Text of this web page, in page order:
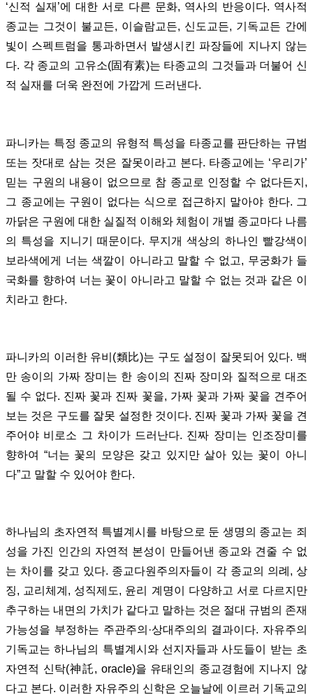
‘신적 실재’에 대한 서로 다른 문화, 역사의 반응이다. 역사적
종교는 그것이 불교든, 이슬람교든, 신도교든, 기독교든 간에
빛이 스펙트럼을 통과하면서 발생시킨 파장들에 지나지 않는
다. 각 종교의 고유소(固有素)는 타종교의 그것들과 더불어 신
적 실재를 더욱 완전에 가깝게 드러낸다.
파니카는 특정 종교의 유형적 특성을 타종교를 판단하는 규범
또는 잣대로 삼는 것은 잘못이라고 본다. 타종교에는 ‘우리가’
믿는 구원의 내용이 없으므로 참 종교로 인정할 수 없다든지,
그 종교에는 구원이 없다는 식으로 접근하지 말아야 한다. 그
까닭은 구원에 대한 실질적 이해와 체험이 개별 종교마다 나름
의 특성을 지니기 때문이다. 무지개 색상의 하나인 빨강색이
보라색에게 너는 색깔이 아니라고 말할 수 없고, 무궁화가 들
국화를 향하여 너는 꽃이 아니라고 말할 수 없는 것과 같은 이
치라고 한다.
파니카의 이러한 유비(類比)는 구도 설정이 잘못되어 있다. 백
만 송이의 가짜 장미는 한 송이의 진짜 장미와 질적으로 대조
될 수 없다. 진짜 꽃과 진짜 꽃을, 가짜 꽃과 가짜 꽃을 견주어
보는 것은 구도를 잘못 설정한 것이다. 진짜 꽃과 가짜 꽃을 견
주어야 비로소 그 차이가 드러난다. 진짜 장미는 인조장미를
향하여 “너는 꽃의 모양은 갖고 있지만 살아 있는 꽃이 아니
다”고 말할 수 있어야 한다.
하나님의 초자연적 특별계시를 바탕으로 둔 생명의 종교는 죄
성을 가진 인간의 자연적 본성이 만들어낸 종교와 견줄 수 없
는 차이를 갖고 있다. 종교다원주의자들이 각 종교의 의례, 상
징, 교리체계, 성직제도, 윤리 계명이 다양하고 서로 다르지만
추구하는 내면의 가치가 같다고 말하는 것은 절대 규범의 존재
가능성을 부정하는 주관주의·상대주의의 결과이다. 자유주의
기독교는 하나님의 특별계시와 선지자들과 사도들이 받는 초
자연적 신탁(神託, oracle)을 유태인의 종교경험에 지나지 않
다고 본다. 이러한 자유주의 신학은 오늘날에 이르러 기독교의